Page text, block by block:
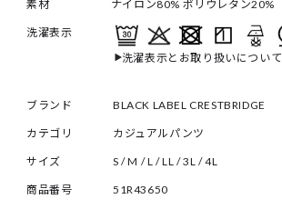
素材 ナイロン80% ポリウレタン20%
洗濯表示
洗濯表示とお取り扱いについて
ブランド BLACK LABEL CRESTBRIDGE
カテゴリ カジュアルパンツ
サイズ S M L LL 3L 4L
商品番号 51R43650